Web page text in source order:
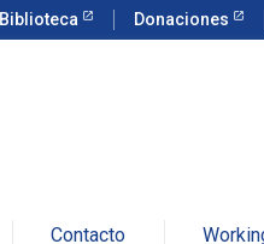
Biblioteca Donaciones
Contacto